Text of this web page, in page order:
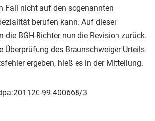
Fall nicht auf den sogenannten
berufen kann. Auf dieser
die BGH-Richter nun die Revision zurück.
Überprüfung des Braunschweiger Urteils
ergeben, hieß es in der Mitteilung.
99-400668/3